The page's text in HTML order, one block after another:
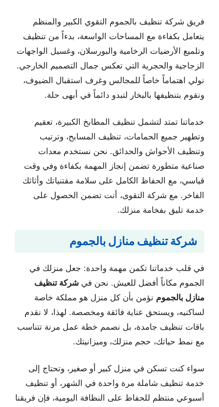
فريق شركة تنظيف بالجموم التقوي الكبير والمنظم
يتعامل بكفاءة مع المساحات الواسعة، بدءاً من تنظيف
وتلميع الأرضيات الرخامية والبورسلان، وغسيل الواجهات
الزجاجية والحجرية التي تعكس جمال التصميم الخارجي.
نولي اهتماماً خاصاً للمجالس وغرف استقبال الضيوف،
ونقوم بتنظيفها بالبخار لتبدو دائماً في أبهى حلة.
خدماتنا تمتد لتشمل تنظيف المطابخ الكبيرة، تعقيم
وتطهير جميع الحمامات، تنظيف المسابح، وترتيب
وتنظيف الأحواش والحدائق. نحن نستخدم معدات
صناعية متطورة تضمن إنجاز المهمة بكفاءة وفي وقت
قياسي، مع الحفاظ الكامل على سلامة مقتنياتك وأثاثك
الفاخر. مع شركة التقوى، أنت تضمن الحصول على
خدمة تليق بفخامة منزلك.
شركة تنظيف منازل بالجموم
في قلب خدماتنا تكمن مهمة واحدة: جعل منزلك في
الجموم مكاناً أفضل للعيش. نحن في شركة تنظيف
منازل بالجموم نؤمن بأن كل منزل هو مملكة خاصة
لساكنيه، ويستحق عناية فائقة ومخصصة. لهذا، لا نقدم
باقات تنظيف جامدة، بل نصمم خطة عمل مرنة تتناسب
مع نمط حياتك، حجم منزلك، وميزانيتك.
سواء كنت تسكن في منزل كبير أو صغير، وتحتاج إلى
خدمة تنظيف شاملة مرة واحدة في الشهر، أو تنظيف
أسبوعي منتظم للحفاظ على النظافة اليومية، فإن فريقنا